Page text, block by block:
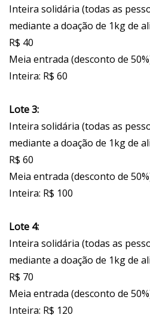
Inteira solidária (todas as
mediante a doação de 1kg de
R$ 40
Meia entrada (desconto de
Inteira: R$ 60
Lote 3:
Inteira solidária (todas as
mediante a doação de 1kg de
R$ 60
Meia entrada (desconto de
Inteira: R$ 100
Lote 4:
Inteira solidária (todas as
mediante a doação de 1kg de
R$ 70
Meia entrada (desconto de
Inteira: R$ 120